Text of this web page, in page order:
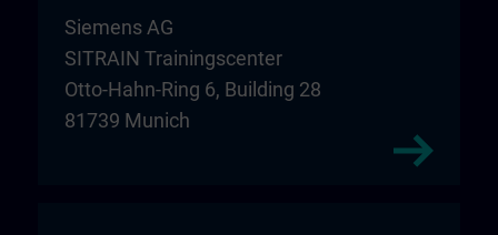
Siemens AG
SITRAIN Trainingscenter
Otto-Hahn-Ring 6, Building 28
81739 Munich